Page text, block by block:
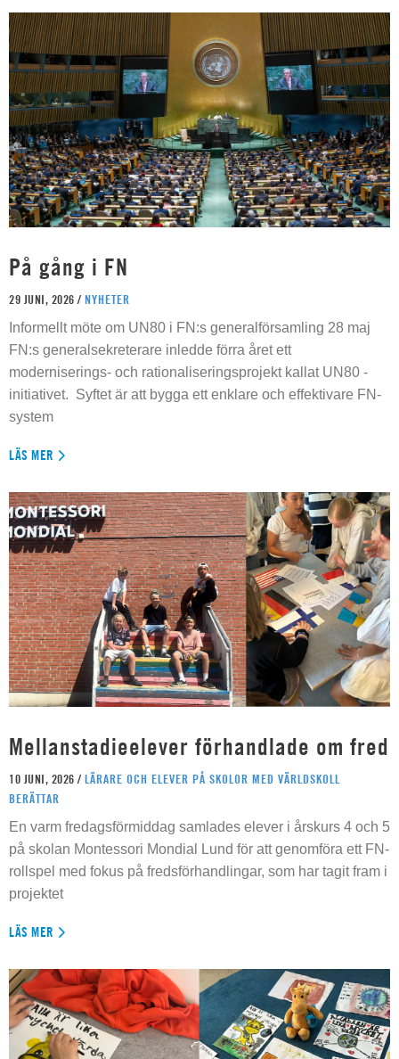
På gång i FN
29 JUNI, 2026 / NYHETER
Informellt möte om UN80 i FN:s generalförsamling 28 maj
FN:s generalsekreterare inledde förra året ett
moderniserings- och rationaliseringsprojekt kallat UN80 -
initiativet. Syftet är att bygga ett enklare och effektivare FN-
system
LÄS MER
Mellanstadieelever förhandlade om fred
10 JUNI, 2026 / LÄRARE OCH ELEVER PÅ SKOLOR MED VÄRLDSKOLL
BERÄTTAR
En varm fredagsförmiddag samlades elever i årskurs 4 och 5
på skolan Montessori Mondial Lund för att genomföra ett FN-
rollspel med fokus på fredsförhandlingar, som har tagit fram i
projektet
LÄS MER